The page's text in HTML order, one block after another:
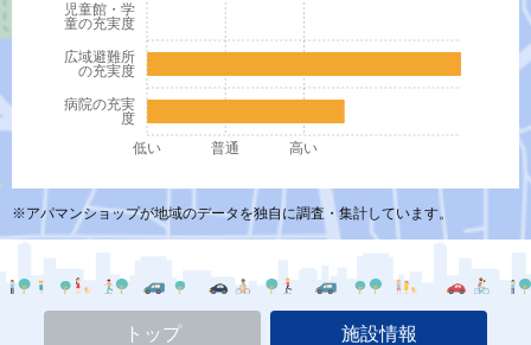
病院の充実
度
広域避難所
の充実度
児童館・学
童の充実度
低い 普通 高い
※アパマンショップが地域のデータを独自に調査・集計しています。
トップ 施設情報